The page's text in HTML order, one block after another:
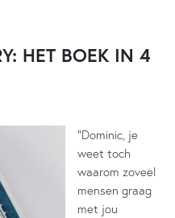
HET BOEK IN 4
“Dominic, je
weet toch
waarom zoveel
mensen graag
met jou